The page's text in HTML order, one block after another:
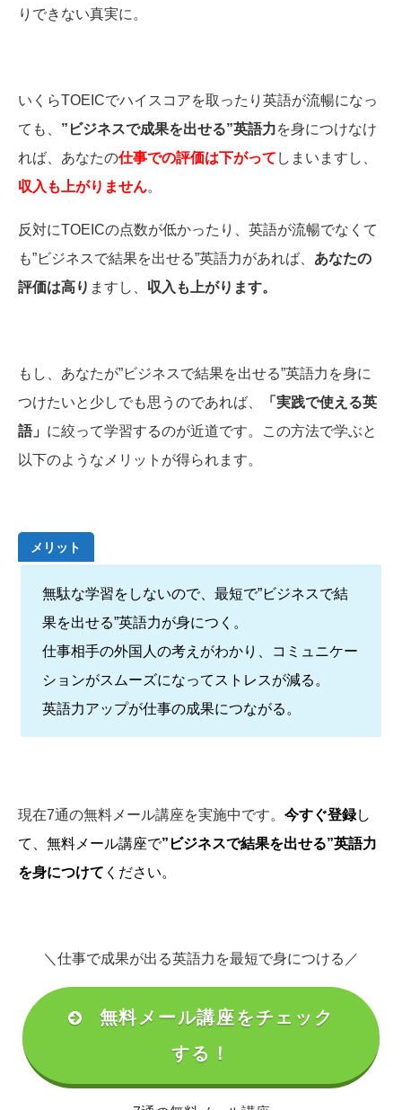
りできない真実に。
いくらTOEICでハイスコアを取ったり英語が流暢になっ
ても、 ”ビジネスで成果を出せる”英語力を身につけなけ
れば、あなたの仕事での評価は下がって しまいますし、
収入も上がりません
反対にTOEICの点数が低かったり、英語が流暢でなくて
も”ビジネスで結果を出せる”英語力があれば、 あなたの
評価は高り ますし、 収入も上がります。
もし、あなたが”ビジネスで結果を出せる”英語力を身に
つけたいと少しでも思うのであれば、
「実践で使える英
語」 に絞って学習するのが近道です。この方法で学ぶと
以下のようなメリットが得られます。
メリット
無駄な学習をしないので、最短で”ビジネスで結
果を出せる”英語力が身につく。
仕事相手の外国人の考えがわかり、コミュニケー
ションがスムーズになってストレスが減る。
英語力アップが仕事の成果につながる。
現在7通の無料メール講座を実施中です。 今すぐ登録し
て、無料メール講座で”ビジネスで結果を出せる”英語力
を身につけて ください。
＼仕事で成果が出る英語力を最短で身につける／
無料メール講座をチェック
する！